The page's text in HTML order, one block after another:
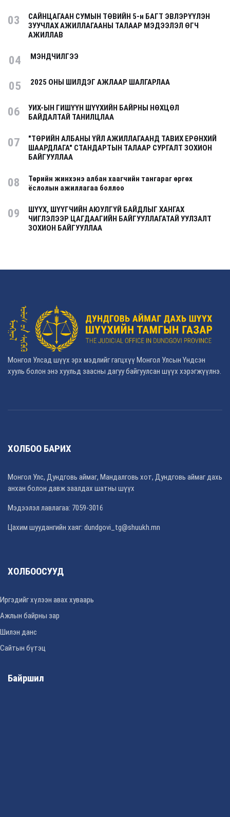
03
САЙНЦАГААН СУМЫН ТӨВИЙН 5-н БАГТ ЭВЛЭРҮҮЛЭН
ЗУУЧЛАХ АЖИЛЛАГААНЫ ТАЛААР МЭДЭЭЛЭЛ ӨГЧ
АЖИЛЛАВ
04 МЭНДЧИЛГЭЭ
05 2025 ОНЫ ШИЛДЭГ АЖЛААР ШАЛГАРЛАА
06
УИХ-ЫН ГИШҮҮН ШҮҮХИЙН БАЙРНЫ НӨХЦӨЛ
БАЙДАЛТАЙ ТАНИЛЦЛАА
07
"ТӨРИЙН АЛБАНЫ ҮЙЛ АЖИЛЛАГААНД ТАВИХ ЕРӨНХИЙ
ШААРДЛАГА" СТАНДАРТЫН ТАЛААР СУРГАЛТ ЗОХИОН
БАЙГУУЛЛАА
08
Төрийн жинхэнэ албан хаагчийн тангараг өргөх
ёслолын ажиллагаа боллоо
09
ШҮҮХ, ШҮҮГЧИЙН АЮУЛГҮЙ БАЙДЛЫГ ХАНГАХ
ЧИГЛЭЛЭЭР ЦАГДААГИЙН БАЙГУУЛЛАГАТАЙ УУЛЗАЛТ
ЗОХИОН БАЙГУУЛЛАА
Монгол Улсад шүүх эрх мэдлийг гагцхүү Монгол Улсын Үндсэн
хууль болон энэ хуульд заасны дагуу байгуулсан шүүх хэрэгжүүлнэ.
ХОЛБОО БАРИХ
Монгол Улс, Дундговь аймаг, Мандалговь хот, Дундговь аймаг дахь
анхан болон давж заалдах шатны шүүх
Мэдээлэл лавлагаа: 7059-3016
Цахим шуудангийн хаяг: dundgovi_tg@shuukh.mn
ХОЛБООСУУД
Иргэдийг хүлээн авах хуваарь
Ажлын байрны зар
Шилэн данс
Сайтын бүтэц
Байршил